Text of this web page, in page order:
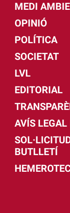
MEDI
OPINIÓ
POLÍTICA
SOCIETAT
LVL
EDITORIAL
AVÍS
BUTLLETÍ